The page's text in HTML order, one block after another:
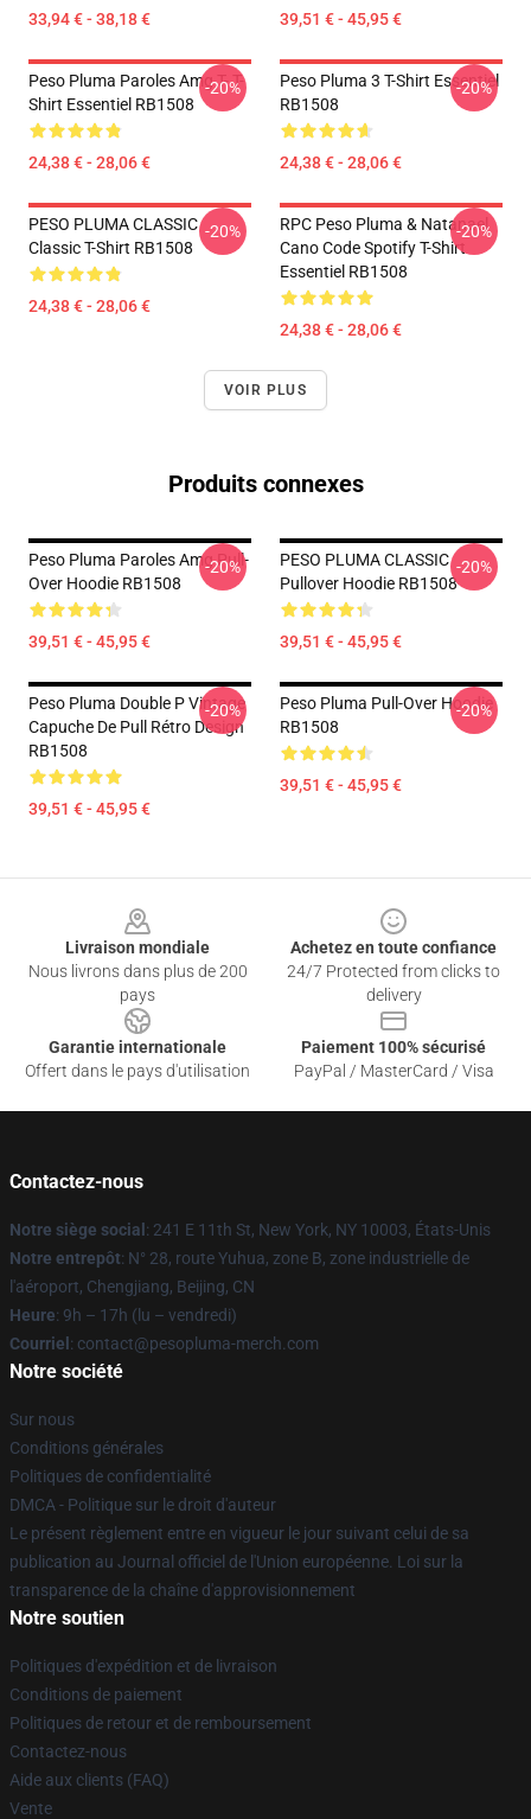
33,94 € - 38,18 € 39,51 € - 45,95 €
Peso Pluma Paroles Amg T- T-
Shirt Essentiel RB1508
24,38 € - 28,06 €
-20%
Peso Pluma 3 T-Shirt Essentiel
RB1508
24,38 € - 28,06 €
-20%
PESO PLUMA CLASSIC
Classic T-Shirt RB1508
24,38 € - 28,06 €
-20%
RPC Peso Pluma & Natanael
Cano Code Spotify T-Shirt
Essentiel RB1508
24,38 € - 28,06 €
-20%
VOIR PLUS
Produits connexes
Peso Pluma Paroles Amg Pull-
Over Hoodie RB1508
39,51 € - 45,95 €
-20%
PESO PLUMA CLASSIC
Pullover Hoodie RB1508
39,51 € - 45,95 €
-20%
Peso Pluma Double P Vintage
Capuche De Pull Rétro Design
RB1508
39,51 € - 45,95 €
-20%
Peso Pluma Pull-Over Hoodie
RB1508
39,51 € - 45,95 €
-20%
Livraison mondiale
Nous livrons dans plus de 200
pays
Achetez en toute confiance
24/7 Protected from clicks to
delivery
Garantie internationale
Offert dans le pays d'utilisation
Paiement 100% sécurisé
PayPal / MasterCard / Visa
Contactez-nous
Notre siège social : 241 E 11th St, New York, NY 10003, États-Unis
Notre entrepôt: N° 28, route Yuhua, zone B, zone industrielle de
l'aéroport, Chengjiang, Beijing, CN
Heure: 9h – 17h (lu – vendredi)
Courriel : contact@pesopluma-merch.com
Notre société
Sur nous
Conditions générales
Politiques de confidentialité
DMCA - Politique sur le droit d'auteur
Le présent règlement entre en vigueur le jour suivant celui de sa
publication au Journal officiel de l'Union européenne. Loi sur la
transparence de la chaîne d'approvisionnement
Notre soutien
Politiques d'expédition et de livraison
Conditions de paiement
Politiques de retour et de remboursement
Contactez-nous
Aide aux clients (FAQ)
Vente